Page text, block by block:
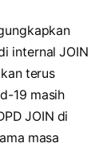
internal JOIN
terus
19 masih
JOIN di
masa